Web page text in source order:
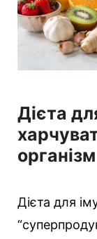
Дієта
Дієта для